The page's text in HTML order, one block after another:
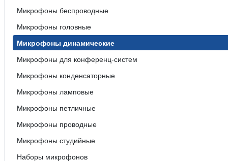
Микрофоны беспроводные
Микрофоны головные
Микрофоны динамические
Микрофоны для конференц-систем
Микрофоны конденсаторные
Микрофоны ламповые
Микрофоны петличные
Микрофоны проводные
Микрофоны студийные
Наборы микрофонов